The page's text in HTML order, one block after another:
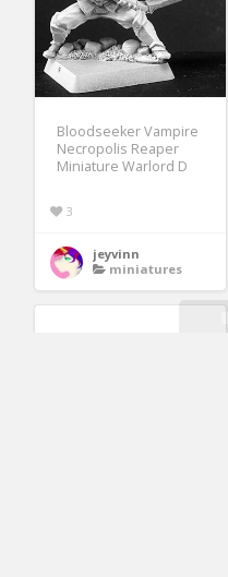
Bloodseeker Vampire
Necropolis Reaper
Miniature Warlord D
3
jeyvinn
miniatures